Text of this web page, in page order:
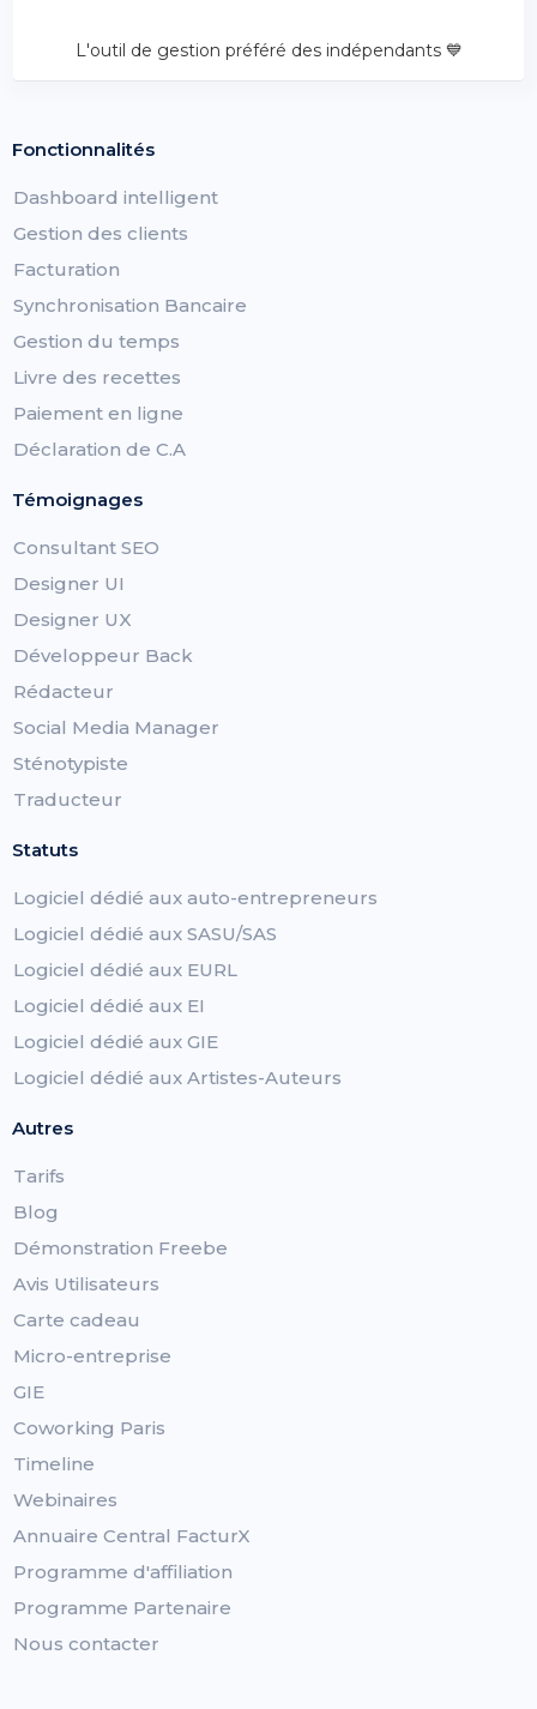
L'outil de gestion préféré des indépendants 💙
Fonctionnalités
Dashboard intelligent
Gestion des clients
Facturation
Synchronisation Bancaire
Gestion du temps
Livre des recettes
Paiement en ligne
Déclaration de C.A
Témoignages
Consultant SEO
Designer UI
Designer UX
Développeur Back
Rédacteur
Social Media Manager
Sténotypiste
Traducteur
Statuts
Logiciel dédié aux auto-entrepreneurs
Logiciel dédié aux SASU/SAS
Logiciel dédié aux EURL
Logiciel dédié aux EI
Logiciel dédié aux GIE
Logiciel dédié aux Artistes-Auteurs
Autres
Tarifs
Blog
Démonstration Freebe
Avis Utilisateurs
Carte cadeau
Micro-entreprise
GIE
Coworking Paris
Timeline
Webinaires
Annuaire Central FacturX
Programme d'affiliation
Programme Partenaire
Nous contacter